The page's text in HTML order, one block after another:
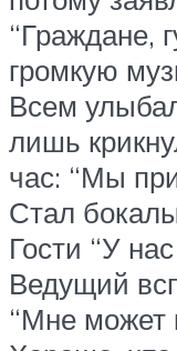
“Граждане,
громкую
Всем
лишь
час: “Мы
Стал
Гости “У
Ведущий
“Мне может